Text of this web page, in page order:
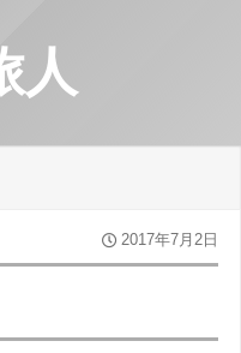
人
2017年7月2日